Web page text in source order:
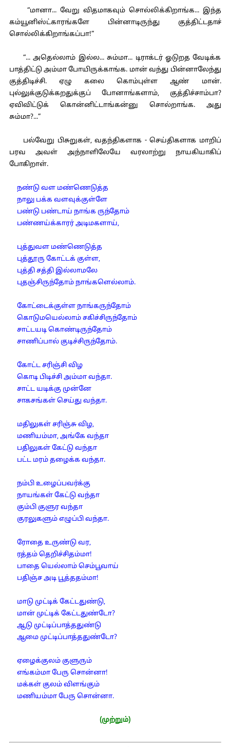
“மானா... வேறு விதமாகவும் சொல்லிக்கிறாங்க... இந்த
கம்யூனிஸ்ட்காரங்களே பின்னாடிருந்து குத்திட்டதாச்
சொல்லிக்கிறாங்கப்பா!”
“... அதெல்லாம் இல்ல... சும்மா... டிராக்டர் ஓடுறத வேடிக்க
பாத்திட்டு அம்மா போயிருக்காங்க. மான் வந்து பின்னாலேந்து
குத்திடிச்சி. ஏழு கலை கொம்புள்ள ஆண் மான்.
புல்லுக்குடுக்கறதுக்குப் போனாங்களாம், குத்திச்சாம்பா?
ஏவிவிட்டுக் கொன்னிட்டாங்கன்னு சொல்றாங்க. அது
சும்மா?...”
பல்வேறு பிசுறுகள், வதந்திகளாக - செய்திகளாக மாறிப்
பரவ அவள் அந்நாளிலேயே வரலாற்று நாயகியாகிப்
போகிறாள்.
நண்டு வள மண்ணெடுத்த
நாலு பக்க வளவுக்குள்ளே
பண்டு பண்டாய் நாங்க ருந்தோம்
பண்ணய்க்காரர் அடிமகளாய்,
புத்துவள மண்ணெடுத்த
புத்தூரு கோட்டக் குள்ள,
புத்தி சத்தி இல்லாமலே
புதஞ்சிருந்தோம் நாங்களெல்லாம்.
கோட்டைக்குள்ள நாங்கருந்தோம்
கொடுமயெல்லாம் சகிச்சிருந்தோம்
சாட்டயடி கொண்டிருந்தோம்
சாணிப்பால் குடிச்சிருந்தோம்.
கோட்ட சரிஞ்சி விழ
கொடி பிடிச்சி அம்மா வந்தா.
சாட்ட யடிக்கு முன்னே
சாகசங்கள் செய்து வந்தா.
மதிலுகள் சரிஞ்சு விழ,
மணியம்மா, அங்கே வந்தா
பதிலுகள் கேட்டு வந்தா
பட்ட மரம் தழைக்க வந்தா.
நம்பி உழைப்பவர்க்கு
நாயங்கள் கேட்டு வந்தா
கும்பி குளுர வந்தா
குரலுகளும் எழுப்பி வந்தா.
ரோதை உருண்டு வர,
ரத்தம் தெறிச்சிதம்மா!
பாதை யெல்லாம் செம்பூவாய்
பதிஞ்ச அடி பூத்ததம்மா!
மாடு முட்டிக் கேட்டதுண்டு,
மான் முட்டிக் கேட்டதுண்டோ?
ஆடு முட்டிப்பாத்ததுண்டு
ஆமை முட்டிப்பாத்ததுண்டோ?
ஏழைக்குலம் குளுரும்
எங்கம்மா பேரு சொன்னா!
மக்கள் குலம் விளங்கும்
மணியம்மா பேரு சொன்னா.
(முற்றும்)